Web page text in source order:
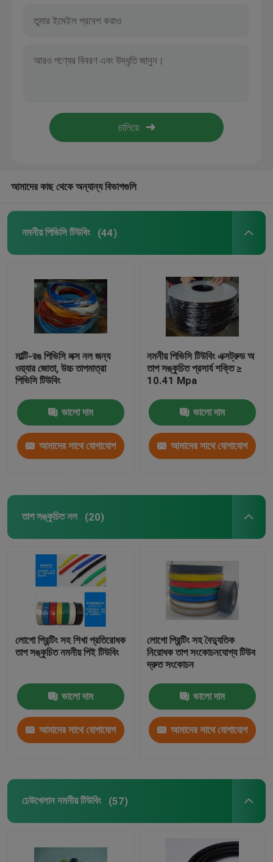
আমাদের কাছ থেকে অন্যান্য বিভাগগুলি
নমনীয় পিভিসি টিউবিং (44)
মাল্টি-রঙ পিভিসি লক্স নল জন্য
ওয়্যার জোতা, উচ্চ তাপমাত্রা
পিভিসি টিউবিং
ভালো দাম
আমাদের সাথে যোগাযোগ
নমনীয় পিভিসি টিউবিং এক্সট্রুড অ
তাপ সঙ্কুচিত প্রসার্য শক্তি ≥
10.41 Mpa
ভালো দাম
আমাদের সাথে যোগাযোগ
তাপ সঙ্কুচিত নল (20)
লোগো প্রিন্টিং সহ শিখা প্রতিরোধক
তাপ সঙ্কুচিত নমনীয় পিই টিউবিং
ভালো দাম
আমাদের সাথে যোগাযোগ
লোগো প্রিন্টিং সহ বৈদ্যুতিক
নিরোধক তাপ সংকোচনযোগ্য টিউব
দ্রুত সংকোচন
ভালো দাম
আমাদের সাথে যোগাযোগ
ঢেউখেলান নমনীয় টিউবিং (57)